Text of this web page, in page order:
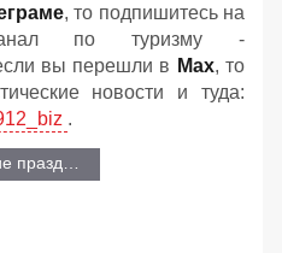
, то подпишитесь на
по туризму -
вы перешли в Мах, то
новости и туда:
.